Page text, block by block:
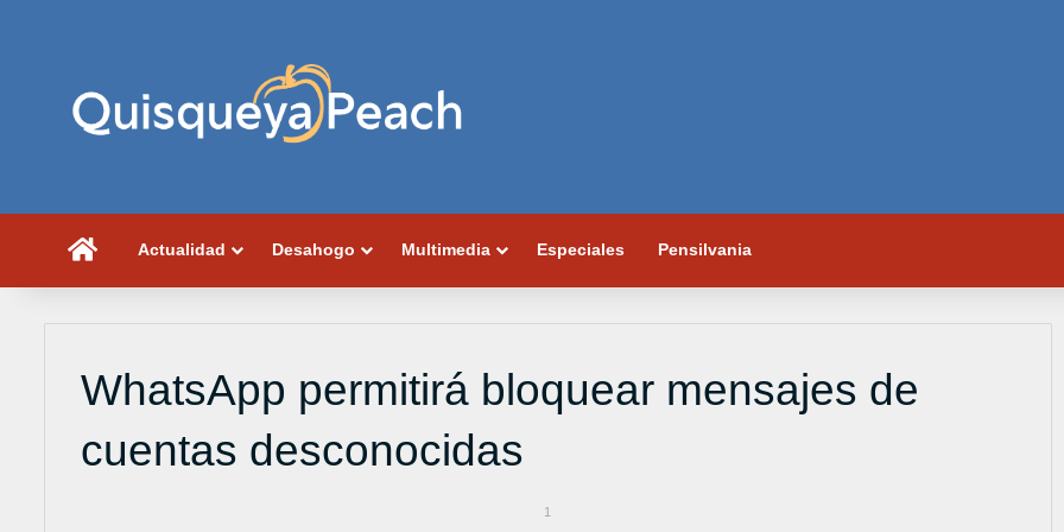
PortadaActualidad Desahogo Multimedia Especiales Pensilvania
WhatsApp permitirá bloquear mensajes de
cuentas desconocidas
1